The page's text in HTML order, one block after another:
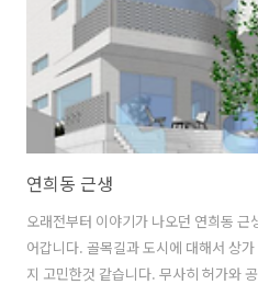
연희동 근생
오래전부터 이야기가 나오던 연희동 근
어갑니다. 골목길과 도시에 대해서 상
지 고민한것 같습니다. 무사히 허가와